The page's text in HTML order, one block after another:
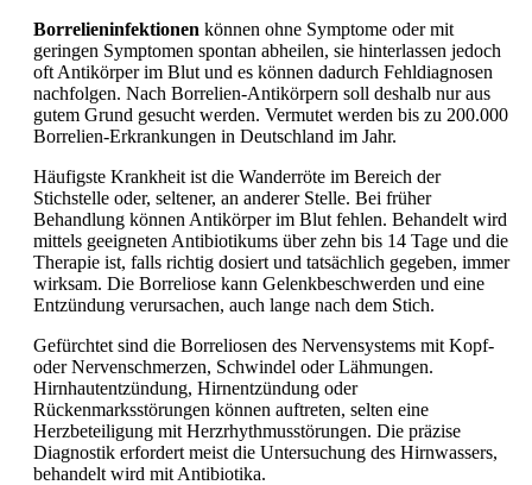
Borrelieninfektionen können ohne Symptome oder mit
geringen Symptomen spontan abheilen, sie hinterlassen jedoch
oft Antikörper im Blut und es können dadurch Fehldiagnosen
nachfolgen. Nach Borrelien-Antikörpern soll deshalb nur aus
gutem Grund gesucht werden. Vermutet werden bis zu 200.000
Borrelien-Erkrankungen in Deutschland im Jahr.
Häufigste Krankheit ist die Wanderröte im Bereich der
Stichstelle oder, seltener, an anderer Stelle. Bei früher
Behandlung können Antikörper im Blut fehlen. Behandelt wird
mittels geeigneten Antibiotikums über zehn bis 14 Tage und die
Therapie ist, falls richtig dosiert und tatsächlich gegeben, immer
wirksam. Die Borreliose kann Gelenkbeschwerden und eine
Entzündung verursachen, auch lange nach dem Stich.
Gefürchtet sind die Borreliosen des Nervensystems mit Kopf-
oder Nervenschmerzen, Schwindel oder Lähmungen.
Hirnhautentzündung, Hirnentzündung oder
Rückenmarksstörungen können auftreten, selten eine
Herzbeteiligung mit Herzrhythmusstörungen. Die präzise
Diagnostik erfordert meist die Untersuchung des Hirnwassers,
behandelt wird mit Antibiotika.